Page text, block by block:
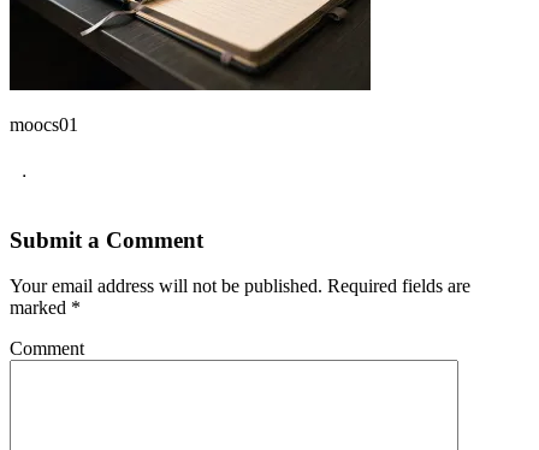
moocs01
.
Submit a Comment
Your email address will not be published. Required fields are
marked *
Comment